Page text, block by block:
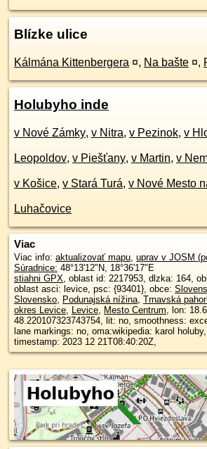
Blízke ulice
Kálmána Kittenbergera ¤, Na bašte ¤,
Holubyho inde
v Nové Zámky, v Nitra, v Pezinok, v
Leopoldov, v Piešťany, v Martin, v
v Košice, v Stará Turá, v Nové Mesto
Luhačovice
Viac
Viac info: aktualizovať mapu, uprav v JOSM
Súradnice: 48°13'12"N, 18°36'17"E
stiahni GPX, oblast id: 2217953, dlzka: 164, oblast name: Levice,
oblast asci: levice, psc: {93401}, obce:
Slovensko, Podunajská nížina, Trnavská
okres Levice, Levice, Mesto Centrum, lon:
48.220107323743754, lit: no, smoothness:
lane markings: no, oma:wikipedia: karol
timestamp: 2023 12 21T08:40:20Z,